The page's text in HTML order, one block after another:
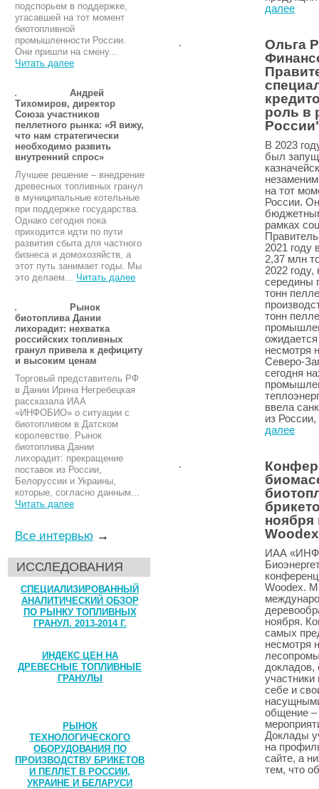
подспорьем в поддержке,
угасавшей на тот момент
биотопливной
промышленности России.
Они пришли на смену...
Читать далее
Андрей
Тихомиров, директор
Союза участников
пеллетного рынка: «Я вижу,
что нам стратегически
необходимо развить
внутренний спрос»
Лучшее решение – внедрение
древесных топливных гранул
в муниципальные котельные
при поддержке государства.
Однако сегодня пока
приходится идти по пути
развития сбыта для частного
бизнеса и домохозяйств, а
этот путь занимает годы. Мы
это делаем... Читать далее
Рынок
биотоплива Дании
лихорадит: нехватка
российских топливных
гранул привела к дефициту
и высоким ценам
Торговый представитель РФ
в Дании Ирина Негребецкая
рассказала ИАА
«ИНФОБИО» о ситуации с
биотопливом в Датском
королевстве. Рынок
биотоплива Дании
лихорадит: прекращение
поставок из России,
Белоруссии и Украины,
которые, согласно данным...
Читать далее
Все интервью →
ИССЛЕДОВАНИЯ
СПЕЦИАЛИЗИРОВАННЫЙ
АНАЛИТИЧЕСКИЙ ОБЗОР
ПО РЫНКУ ТОПЛИВНЫХ
ГРАНУЛ. 2013-2014 Г.
ИНДЕКС ЦЕН НА
ДРЕВЕСНЫЕ ТОПЛИВНЫЕ
ГРАНУЛЫ
РЫНОК
ТЕХНОЛОГИЧЕСКОГО
ОБОРУДОВАНИЯ ПО
ПРОИЗВОДСТВУ БРИКЕТОВ
И ПЕЛЛЕТ В РОССИИ,
УКРАИНЕ И БЕЛАРУСИ
далее
Ольга
роль в
В 2023
был
на тот
России.
рамках
2021 году
2,37 млн
2022
середины
тонн
тонн
несмотря
Северо-
сегодня
ввела
из
далее
ноября
ИАА
Woodex.
ноября.
самых
несмотря
докладов,
себе и
общение
Доклады
на
сайте, а
тем, что